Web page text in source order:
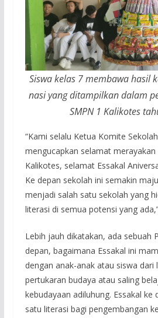
Siswa kelas 7 membawa hasil
nasi yang ditampilkan dalam
SMPN 1 Kalikotes
“Kami selalu Ketua Komite
mengucapkan selamat merayakan
Kalikotes, selamat Essakal
Ke depan sekolah ini semakin
menjadi salah satu sekolah yang
literasi di semua potensi yang
Lebih jauh dikatakan, ada sebuah
depan, bagaimana Essakal ini
dengan anak-anak atau siswa dari
pertukaran budaya atau saling
kebudayaan adiluhung. Essakal ke
satu literasi bagi pengembangan